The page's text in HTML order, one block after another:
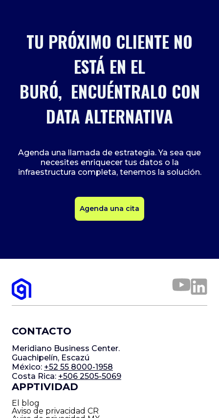
TU PRÓXIMO CLIENTE NO
ESTÁ EN EL
BURÓ, ENCUÉNTRALO CON
DATA ALTERNATIVA
Agenda una llamada de estrategia. Ya sea que
necesites enriquecer tus datos o la
infraestructura completa, tenemos la solución.
Agenda una cita
APPTIVIDAD
El blog
Aviso de privacidad CR
CONTACTO
Meridiano Business Center.
Guachipelín, Escazú
México: +52 55 8000-1958
Costa Rica: +506 2505-5069